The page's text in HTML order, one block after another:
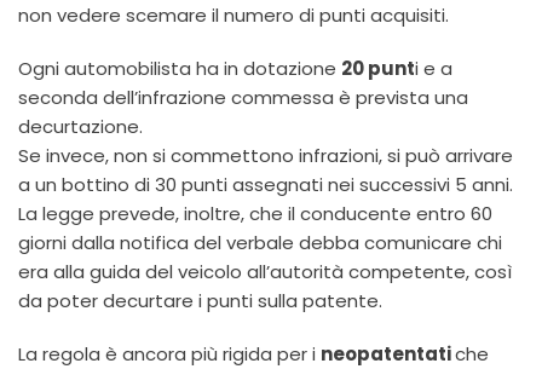
non vedere scemare il numero di punti acquisiti.
Ogni automobilista ha in dotazione 20 punti e a
seconda dell’infrazione commessa è prevista una
decurtazione.
Se invece, non si commettono infrazioni, si può arrivare
a un bottino di 30 punti assegnati nei successivi 5 anni.
La legge prevede, inoltre, che il conducente entro 60
giorni dalla notifica del verbale debba comunicare chi
era alla guida del veicolo all’autorità competente, così
da poter decurtare i punti sulla patente.
La regola è ancora più rigida per i neopatentatiche